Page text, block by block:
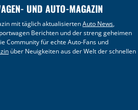
UND AUTO-MAGAZIN
mit täglich aktualisiertenAuto News,
Berichten und der streng geheimen
Community für echte Auto-Fans und
über Neuigkeiten aus der Welt der schnellen